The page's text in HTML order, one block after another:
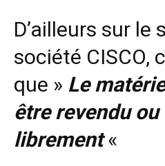
D’ailleurs sur le
société CISCO,
que » Le
être revendu ou
librement«